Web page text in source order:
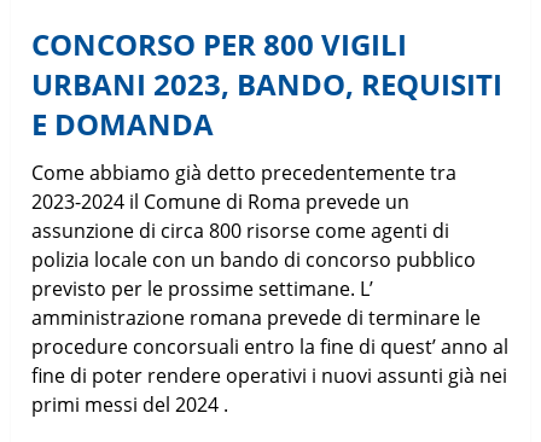
CONCORSO PER 800 VIGILI
URBANI 2023, BANDO, REQUISITI
E DOMANDA
Come abbiamo già detto precedentemente tra
2023-2024 il Comune di Roma prevede un
assunzione di circa 800 risorse come agenti di
polizia locale con un bando di concorso pubblico
previsto per le prossime settimane. L’
amministrazione romana prevede di terminare le
procedure concorsuali entro la fine di quest’ anno al
fine di poter rendere operativi i nuovi assunti già nei
primi messi del 2024 .